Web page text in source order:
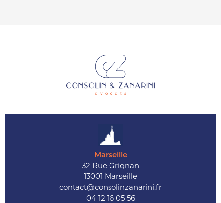
Marseille
32 Rue Grignan
13001 Marseille
contact@consolinzanarini.fr
04 12 16 05 56